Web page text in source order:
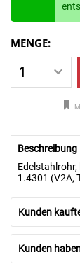
MENGE:
Beschreibung
1.4301 (V2A,
Kunden
Kunden